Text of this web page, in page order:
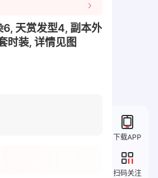
天赏发型4, 副本外
时装, 详情见图
下载APP
扫码关注